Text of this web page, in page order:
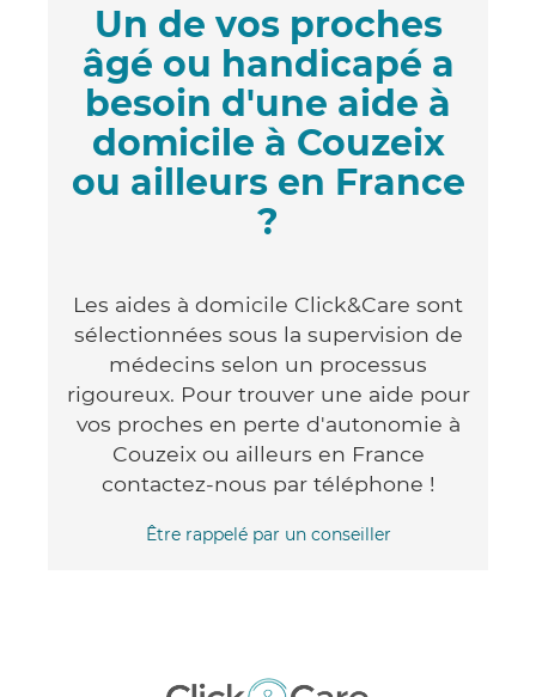
Un de vos proches
âgé ou handicapé a
besoin d'une aide à
domicile à Couzeix
ou ailleurs en France
?
Les aides à domicile Click&Care sont
sélectionnées sous la supervision de
médecins selon un processus
rigoureux. Pour trouver une aide pour
vos proches en perte d'autonomie à
Couzeix ou ailleurs en France
contactez-nous par téléphone !
Être rappelé par un conseiller